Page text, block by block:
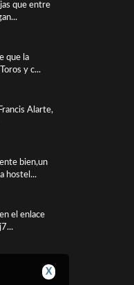
que entre
que la
y c...
Alarte,
bien,un
hostel...
el enlace
X